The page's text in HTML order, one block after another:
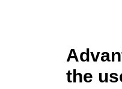
the